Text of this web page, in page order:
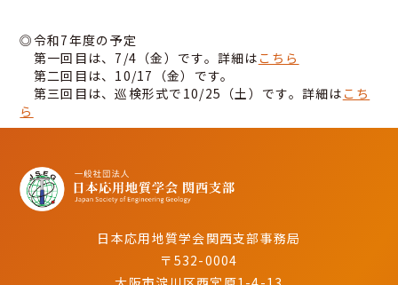
◎令和7年度の予定
第一回目は、7/4（金）です。詳細は こちら
第二回目は、10/17（金）です。
第三回目は、巡検形式で10/25（土）です。詳細は こち
ら
日本応用地質学会関西支部事務局
〒532-0004